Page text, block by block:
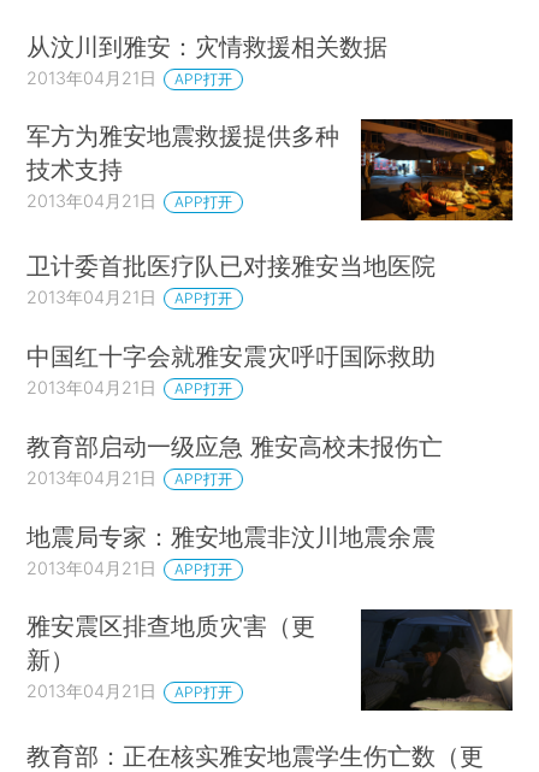
从汶川到雅安：灾情救援相关数据
2013年04月21日 APP打开
军方为雅安地震救援提供多种
技术支持
2013年04月21日 APP打开
卫计委首批医疗队已对接雅安当地医院
2013年04月21日 APP打开
中国红十字会就雅安震灾呼吁国际救助
2013年04月21日 APP打开
教育部启动一级应急 雅安高校未报伤亡
2013年04月21日 APP打开
地震局专家：雅安地震非汶川地震余震
2013年04月21日 APP打开
雅安震区排查地质灾害（更
新）
2013年04月21日 APP打开
教育部：正在核实雅安地震学生伤亡数（更